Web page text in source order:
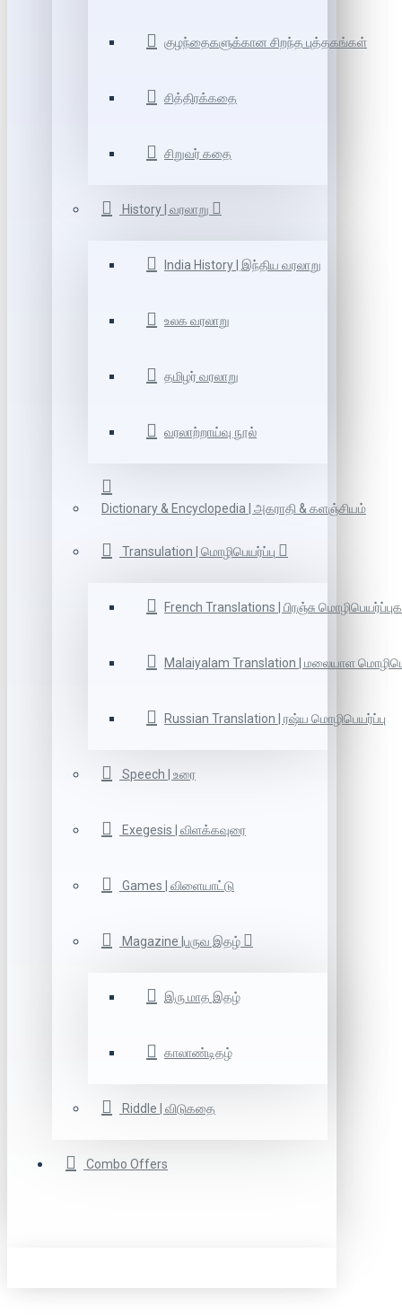
குழந்தைகளுக்கான சிறந்த புத்தகங்கள்
சித்திரக்கதை
சிறுவர் கதை
History | வரலாறு
India History | இந்திய வரலாறு
உலக வரலாறு
தமிழர் வரலாறு
வரலாற்றாய்வு நூல்
Dictionary & Encyclopedia | அகராதி & களஞ்சியம்
Transulation | மொழிபெயர்ப்பு
French Translations | பிரஞ்சு
Malaiyalam Translation | மலையாள
Russian Translation | ரஷ்ய மொழிபெயர்ப்பு
Speech | உரை
Exegesis | விளக்கவுரை
Games | விளையாட்டு
Magazine |பருவ இதழ்
இரு மாத இதழ்
காலாண்டிதழ்
Riddle | விடுகதை
Combo Offers